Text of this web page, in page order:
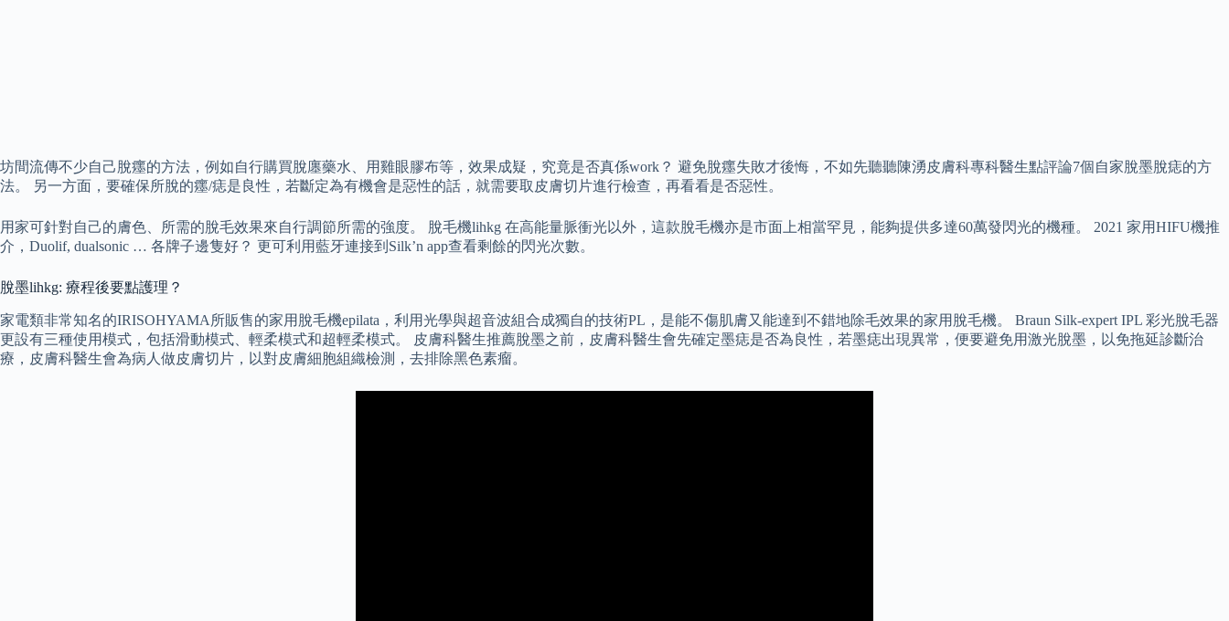
坊間流傳不少自己脫癦的方法，例如自行購買脫廛藥水、用雞眼膠布等，效果成疑，究竟是否真係work？ 避免脫癦失敗才後悔，不如先聽聽陳湧皮膚科專科醫生點評論7個自家脫墨脫痣的方
法。 另一方面，要確保所脫的癦/痣是良性，若斷定為有機會是惡性的話，就需要取皮膚切片進行檢查，再看看是否惡性。
用家可針對自己的膚色、所需的脫毛效果來自行調節所需的強度。 脫毛機lihkg 在高能量脈衝光以外，這款脫毛機亦是市面上相當罕見，能夠提供多達60萬發閃光的機種。 2021 家用HIFU機推
介，Duolif, dualsonic … 各牌子邊隻好？ 更可利用藍牙連接到Silk’n app查看剩餘的閃光次數。
脫墨lihkg: 療程後要點護理？
家電類非常知名的IRISOHYAMA所販售的家用脫毛機epilata，利用光學與超音波組合成獨自的技術PL，是能不傷肌膚又能達到不錯地除毛效果的家用脫毛機。 Braun Silk-expert IPL 彩光脫毛器
更設有三種使用模式，包括滑動模式、輕柔模式和超輕柔模式。 皮膚科醫生推薦脫墨之前，皮膚科醫生會先確定墨痣是否為良性，若墨痣出現異常，便要避免用激光脫墨，以免拖延診斷治
療，皮膚科醫生會為病人做皮膚切片，以對皮膚細胞組織檢測，去排除黑色素瘤。